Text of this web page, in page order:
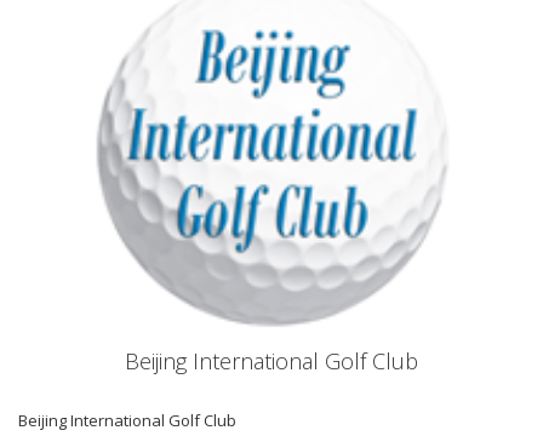
Beijing International Golf Club
Beijing International Golf Club